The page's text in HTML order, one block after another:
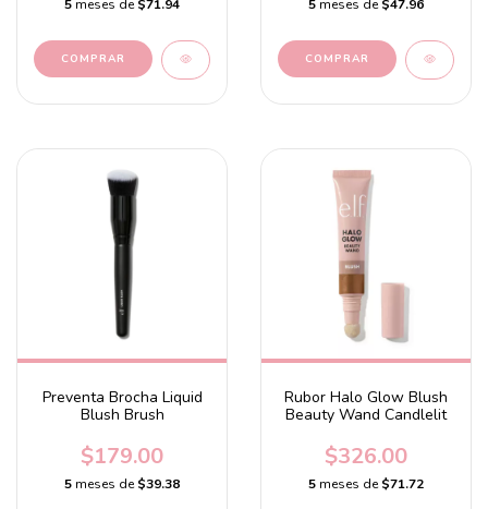
5 meses de$71.94 5 meses de$47.96
Preventa Brocha Liquid
Blush Brush
$179.00
5 meses de$39.38
Rubor Halo Glow Blush
Beauty Wand Candlelit
$326.00
5 meses de$71.72